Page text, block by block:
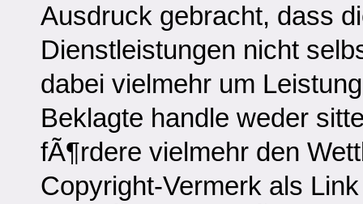
Ausdruck gebracht, dass
Dienstleistungen nicht
dabei vielmehr um
Beklagte handle weder
fÃ¶rdere vielmehr den
Copyright-Vermerk als